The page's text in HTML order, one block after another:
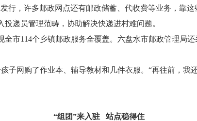
行，许多邮政网点还有邮政储蓄、代收费等业务，靠
递员管理范畴，协助解决快递进村难问题。
全市114个乡镇邮政服务全覆盖。六盘水市邮政管理局
子网购了作业本、辅导教材和几件衣服。“再往前，我
“组团”来入驻 站点稳得住